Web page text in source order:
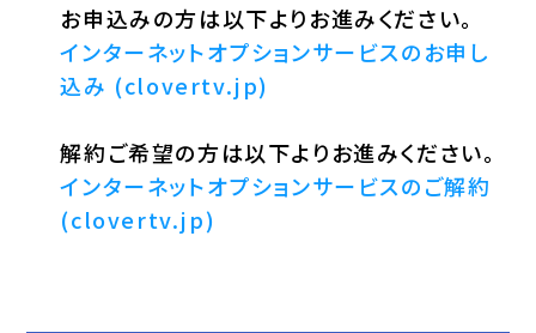
お申込みの方は以下よりお進みください。
インターネットオプションサービスのお申し
込み (clovertv.jp)
解約ご希望の方は以下よりお進みください。
インターネットオプションサービスのご解約
(clovertv.jp)